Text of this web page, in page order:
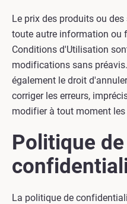
Le prix des produits ou
toute autre information ou
Conditions d'Utilisation
modifications sans
également le droit
corriger les erreurs,
modifier à tout moment
Politique de
La politique de